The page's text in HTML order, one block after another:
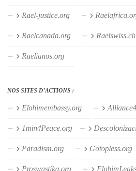
Rael-justice.org
Raelcanada.org
Raelianos.org
NOS SITES D’ACTIONS :
Elohimembassy.org
1min4Peace.org
Paradism.org
Proswastika.org